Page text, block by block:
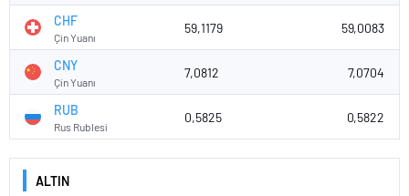
CHF
Çin Yuanı
59,1179 59,0083
CNY
Çin Yuanı
7,0812 7,0704
RUB
Rus Rublesi
0,5825 0,5822
ALTIN